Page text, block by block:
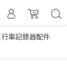
行車記錄器配件